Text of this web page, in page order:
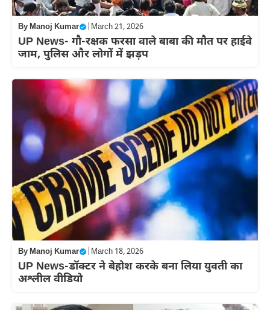
ByManoj Kumar March 21, 2026
UP News- गौ-रक्षक फरसा वाले बाबा की मौत पर हाईवे
जाम, पुलिस और लोगों में झड़प
ByManoj Kumar March 18, 2026
UP News-डॉक्टर ने बेहोश करके बना लिया युवती का
अश्लील वीडियो